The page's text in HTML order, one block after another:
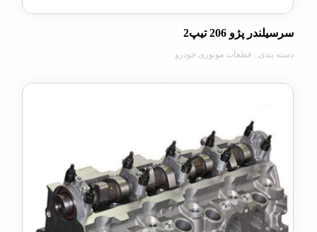
پژو 206 تیپ2
: قطعات موتوری خودرو